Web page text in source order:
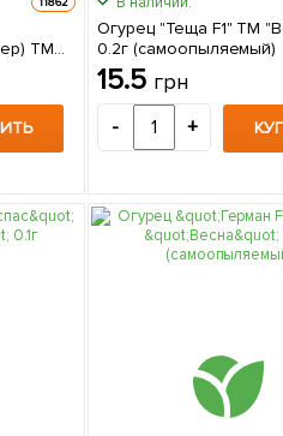
ТМ
Огурец "Теща F1" ТМ
0.2г (самоопыляемый)
15.5 грн
- +